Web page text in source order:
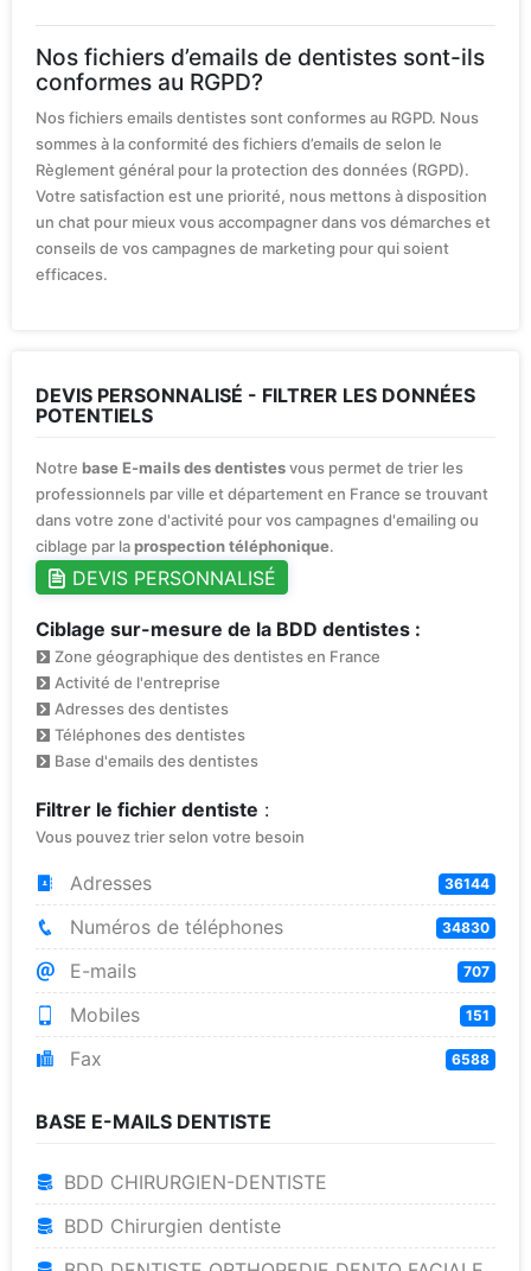
Nos fichiers d’emails de dentistes sont-ils
conformes au RGPD?
Nos fichiers emails dentistes sont conformes au RGPD. Nous
sommes à la conformité des fichiers d’emails de selon le
Règlement général pour la protection des données (RGPD).
Votre satisfaction est une priorité, nous mettons à disposition
un chat pour mieux vous accompagner dans vos démarches et
conseils de vos campagnes de marketing pour qui soient
efficaces.
DEVIS PERSONNALISÉ - FILTRER LES DONNÉES
POTENTIELS
Notre base E-mails des dentistesvous permet de trier les
professionnels par ville et département en France se trouvant
dans votre zone d'activité pour vos campagnes d'emailing ou
ciblage par laprospection téléphonique.
DEVIS PERSONNALISÉ
Ciblage sur-mesure de la BDD dentistes :
Zone géographique des dentistes en France
Activité de l'entreprise
Adresses des dentistes
Téléphones des dentistes
Base d'emails des dentistes
Filtrer le fichier dentiste :
Vous pouvez trier selon votre besoin
Adresses 36144
Numéros de téléphones 34830
E-mails 707
Mobiles 151
Fax 6588
BASE E-MAILS DENTISTE
BDD CHIRURGIEN-DENTISTE
BDD Chirurgien dentiste